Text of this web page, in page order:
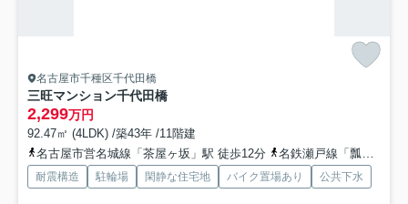
名古屋市千種区千代田橋
三旺マンション千代田橋
2,299万円
92.47㎡ (4LDK) /築43年 /11階建
名古屋市営名城線「茶屋ヶ坂」駅 徒歩12分
名鉄瀬戸線「瓢箪山」駅 徒歩17分
耐震構造 駐輪場 閑静な住宅地 バイク置場あり 公共下水